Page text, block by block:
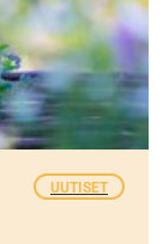
UUTISET